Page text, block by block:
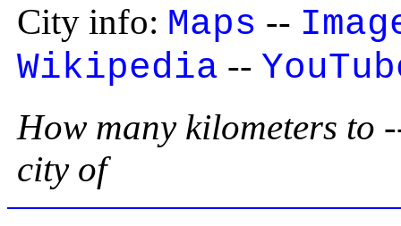
City info: Maps --
Wikipedia --
How many kilometers to
city of